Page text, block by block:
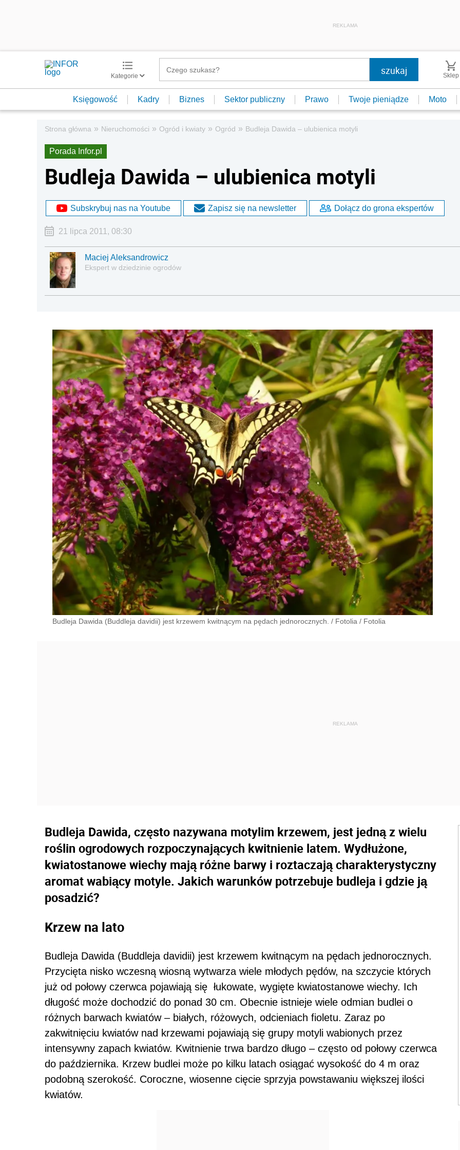
REKLAMA
Kategorie Sklep
Księgowość Kadry Biznes Sektor publiczny Prawo Twoje pieniądze Moto
Strona główna » Nieruchomości » Ogród i kwiaty » Ogród » Budleja Dawida – ulubienica motyli
Porada Infor.pl
Budleja Dawida – ulubienica motyli
Subskrybuj nas na Youtube Zapisz się na newsletter Dołącz do grona ekspertów
21 lipca 2011, 08:30
Maciej Aleksandrowicz
Ekspert w dziedzinie ogrodów
Budleja Dawida (Buddleja davidii) jest krzewem kwitnącym na pędach jednorocznych. / Fotolia / Fotolia
Budleja Dawida, często nazywana motylim krzewem, jest jedną z wielu
roślin ogrodowych rozpoczynających kwitnienie latem. Wydłużone,
kwiatostanowe wiechy mają różne barwy i roztaczają charakterystyczny
aromat wabiący motyle. Jakich warunków potrzebuje budleja i gdzie ją
posadzić?
Krzew na lato
Budleja Dawida (Buddleja davidii) jest krzewem kwitnącym na pędach jednorocznych.
Przycięta nisko wczesną wiosną wytwarza wiele młodych pędów, na szczycie których
już od połowy czerwca pojawiają się łukowate, wygięte kwiatostanowe wiechy. Ich
długość może dochodzić do ponad 30 cm. Obecnie istnieje wiele odmian budlei o
różnych barwach kwiatów – białych, różowych, odcieniach fioletu. Zaraz po
zakwitnięciu kwiatów nad krzewami pojawiają się grupy motyli wabionych przez
intensywny zapach kwiatów. Kwitnienie trwa bardzo długo – często od połowy czerwca
do października. Krzew budlei może po kilku latach osiągać wysokość do 4 m oraz
podobną szerokość. Coroczne, wiosenne cięcie sprzyja powstawaniu większej ilości
kwiatów.